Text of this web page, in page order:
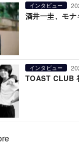
インタビュー
酒井一圭、モ
インタビュー
TOAST CLUB